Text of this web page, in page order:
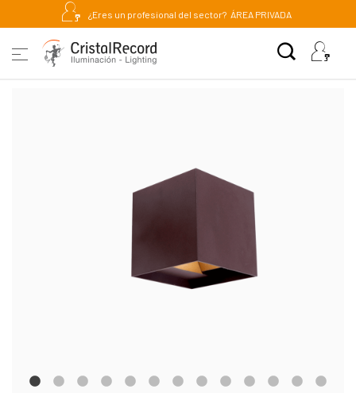
¿Eres un profesional del sector? ÁREA PRIVADA